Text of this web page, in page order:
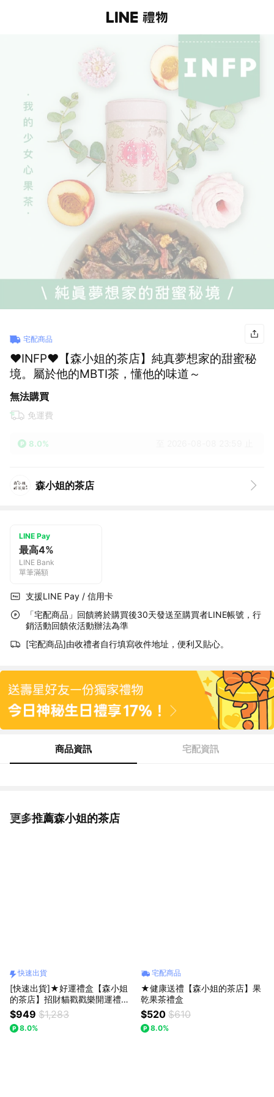
宅配商品
♥INFP♥【森小姐的茶店】純真夢想家的甜蜜秘
境。屬於他的MBTI茶，懂他的味道～
無法購買
免運費
8.0%
森小姐的茶店
LINE Pay
最高4%
LINE Bank
單筆滿額
支援LINE Pay / 信用卡
「宅配商品」回饋將於購買後30天發送至購買者LINE帳號，行
銷活動回饋依活動辦法為準
[宅配商品]由收禮者自行填寫收件地址，便利又貼心。
商品資訊 宅配資訊
更多推薦森小姐的茶店
看更多
快速出貨
[快速出貨]★好運禮盒【森小姐
的茶店】招財貓戳戳樂開運禮盒
生日禮物
$949 $1,283
8.0%
宅配商品
★健康送禮【森小姐的茶店】果
乾果茶禮盒
$520 $610
8.0%